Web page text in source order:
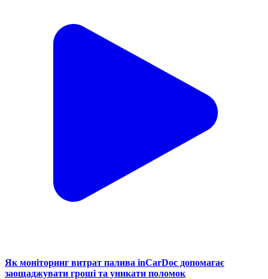
Як моніторинг витрат палива inCarDoc допомагає
заощаджувати гроші та уникати поломок